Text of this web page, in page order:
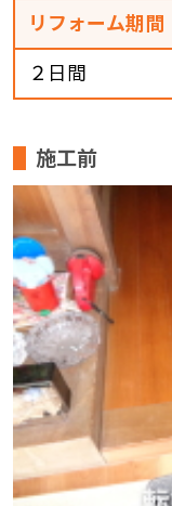
リフォーム期間
２日間
施工前